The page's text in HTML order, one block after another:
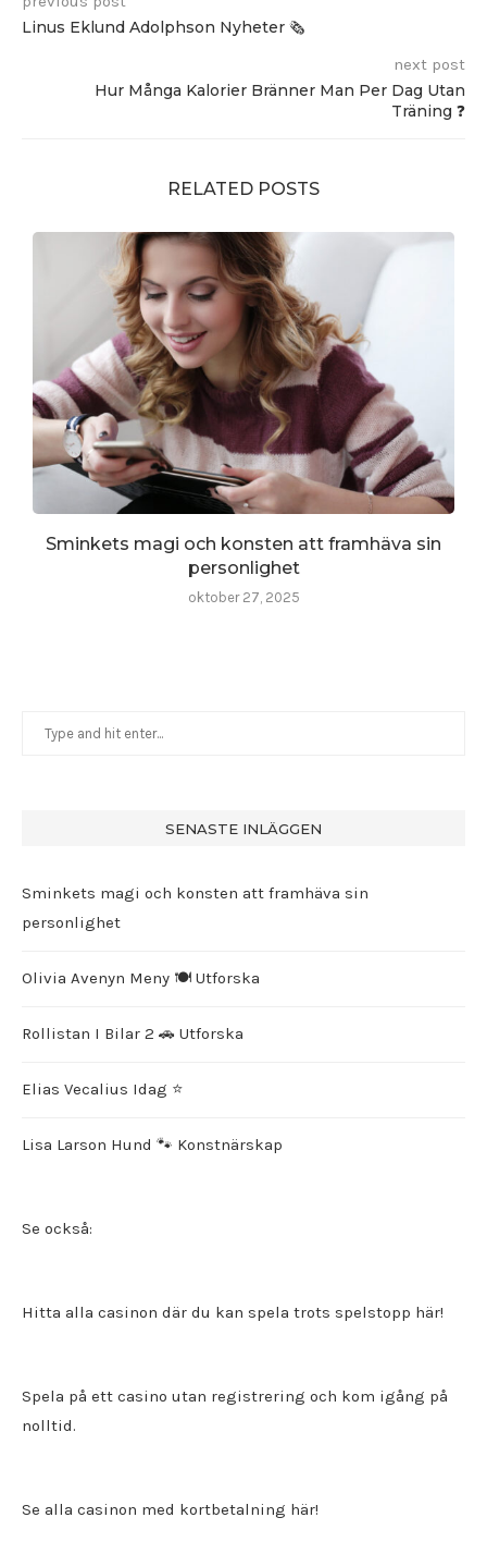
Linus Eklund Adolphson Nyheter 🗞️
next post
Hur Många Kalorier Bränner Man Per Dag Utan
Träning ❓
RELATED POSTS
Sminkets magi och konsten att framhäva sin
personlighet
oktober 27, 2025
SENASTE INLÄGGEN
Sminkets magi och konsten att framhäva sin
personlighet
Olivia Avenyn Meny 🍽️ Utforska
Rollistan I Bilar 2 🚗 Utforska
Elias Vecalius Idag ⭐️
Lisa Larson Hund 🐾 Konstnärskap
Se också:
Hitta alla casinon där du kan spela trots spelstopp här!
Spela på ett casino utan registrering och kom igång på
nolltid.
Se alla casinon med kortbetalning här!